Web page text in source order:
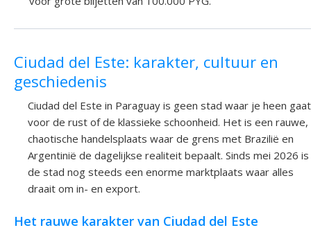
Ciudad del Este: karakter, cultuur en
geschiedenis
Ciudad del Este in Paraguay is geen stad waar je heen gaat
voor de rust of de klassieke schoonheid. Het is een rauwe,
chaotische handelsplaats waar de grens met Brazilië en
Argentinië de dagelijkse realiteit bepaalt. Sinds mei 2026 is
de stad nog steeds een enorme marktplaats waar alles
draait om in- en export.
Het rauwe karakter van Ciudad del Este